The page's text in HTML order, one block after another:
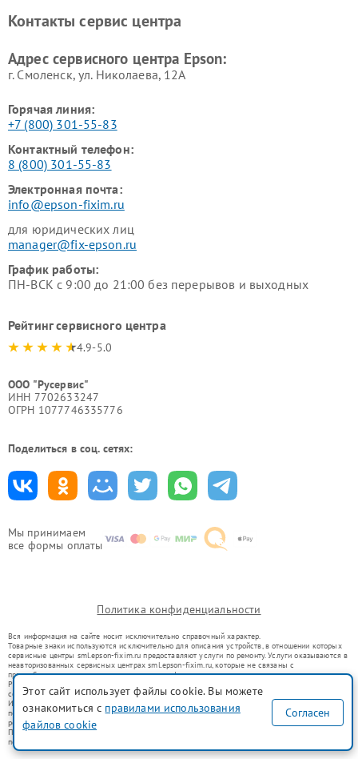
Мы принимаем
все формы оплаты
Контакты сервис центра
Адрес сервисного центра Epson:
г. Смоленск, ул. Николаева, 12А
Горячая линия:
+7 (800) 301-55-83
Контактный телефон:
8 (800) 301-55-83
Электронная почта:
info@epson-fixim.ru
для юридических лиц
manager@fix-epson.ru
График работы:
ПН-ВСК с 9:00 до 21:00 без перерывов и выходных
Рейтинг сервисного центра
4.9-5.0
ООО "Русервис"
ИНН 7702633247
ОГРН 1077746335776
Поделиться в соц. сетях:
Политика конфиденциальности
Вся информация на сайте носит исключительно справочный характер.
Товарные знаки используются исключительно для описания устройств, в отношении которых
сервисные центры sml.epson-fixim.ru предоставляют услуги по ремонту. Услуги оказываются в
неавторизованных сервисных центрах sml.epson-fixim.ru, которые не связаны с
правообладателями товарных знаков или их официальными представителями.
Ремонт осуществляется для устройств, уже введенных в гражданский оборот в соответствии
со статьей 1487 ГК РФ.
Использование товарных знаков не преследует цели индивидуализации услуг или введения
потребителей в заблуждение, а служит для информирования о предоставляемых услугах по
ремонту техники указанных брендов.
Представленная на сайте информация не является публичной офертой, определяемой
положениями Статьи 437(2) Гражданского кодекса РФ
Этот сайт использует файлы cookie. Вы можете
ознакомиться с правилами использования
файлов cookie
Согласен